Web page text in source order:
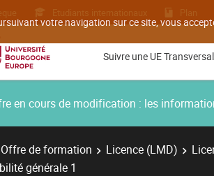
votre navigation sur ce site, vous
Etudiants internationaux Plan
Suivre une UE
en cours de modification : les
Offre de formation Licence (LMD)
générale 1